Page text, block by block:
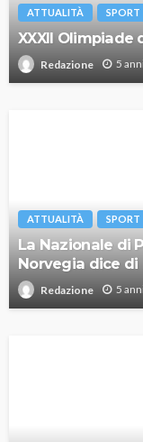
ATTUALITÀ SPORT
XXXII Olimpiade
Redazione 5
ATTUALITÀ SPORT
La Nazionale di
Norvegia dice di
Redazione 5